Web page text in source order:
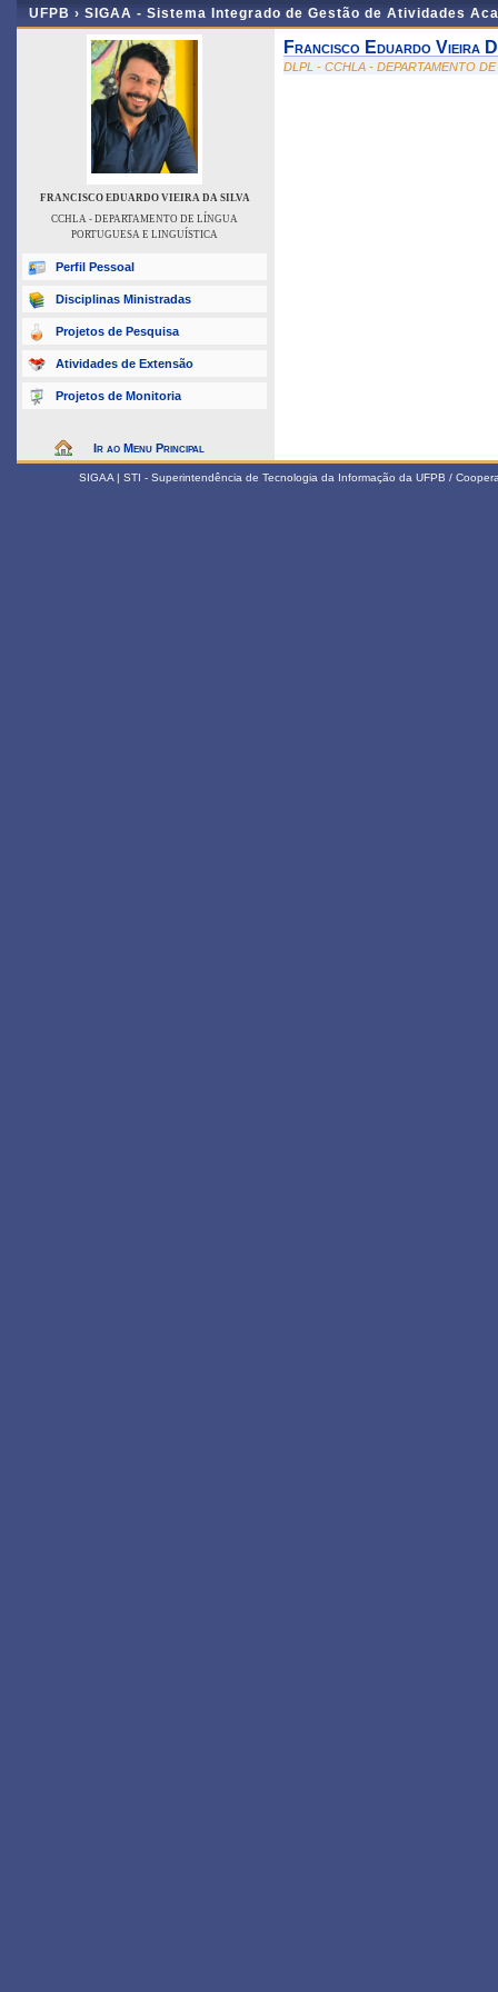
UFPB › SIGAA - Sistema Integrado de Gestão de Atividades
FRANCISCO EDUARDO VIEIRA DA SILVA
CCHLA - DEPARTAMENTO DE LÍNGUA
PORTUGUESA E LINGUÍSTICA
Perfil Pessoal
Disciplinas Ministradas
Projetos de Pesquisa
Atividades de Extensão
Projetos de Monitoria
Ir ao Menu Principal
Francisco Eduardo Vieira
DLPL - CCHLA - DEPARTAMENTO
SIGAA | STI - Superintendência de Tecnologia da Informação da UFPB /